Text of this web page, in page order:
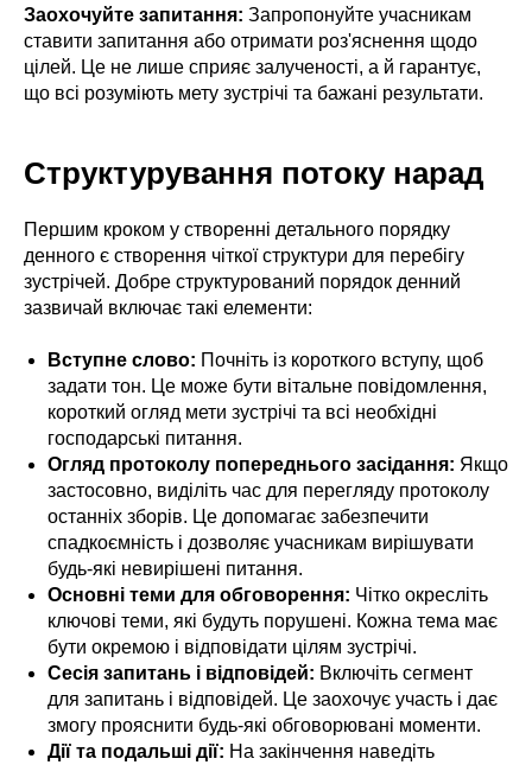
Заохочуйте запитання: Запропонуйте учасникам
ставити запитання або отримати роз'яснення щодо
цілей. Це не лише сприяє залученості, а й гарантує,
що всі розуміють мету зустрічі та бажані результати.
Структурування потоку нарад
Першим кроком у створенні детального порядку
денного є створення чіткої структури для перебігу
зустрічей. Добре структурований порядок денний
зазвичай включає такі елементи:
Вступне слово: Почніть із короткого вступу, щоб
задати тон. Це може бути вітальне повідомлення,
короткий огляд мети зустрічі та всі необхідні
господарські питання.
Огляд протоколу попереднього засідання: Якщо
застосовно, виділіть час для перегляду протоколу
останніх зборів. Це допомагає забезпечити
спадкоємність і дозволяє учасникам вирішувати
будь-які невирішені питання.
Основні теми для обговорення: Чітко окресліть
ключові теми, які будуть порушені. Кожна тема має
бути окремою і відповідати цілям зустрічі.
Сесія запитань і відповідей: Включіть сегмент
для запитань і відповідей. Це заохочує участь і дає
змогу прояснити будь-які обговорювані моменти.
Дії та подальші дії: На закінчення наведіть